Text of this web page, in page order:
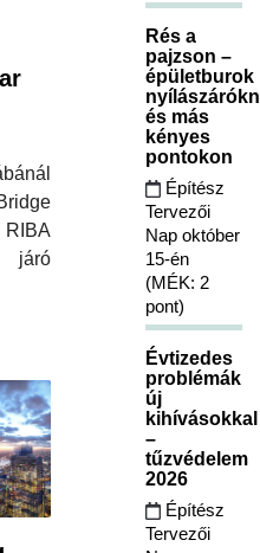
RIBA
járó
Rés a
pajzson –
épületburok
és más
kényes
pontokon
Építész
Tervezői
Nap október
15-én
(MÉK: 2
pont)
Évtizedes
problémák
új
kihívásokkal
–
tűzvédelem
2026
Építész
Tervezői